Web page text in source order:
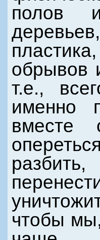
полов
обрывов
т.е.,
именно
вместе
чтобы